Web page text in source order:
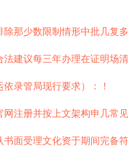
那少数限制情形中批几
建议每三年办理在证明场
录管局现行要求）：！
注册并按上文架构申几
面受理文化资于期间完